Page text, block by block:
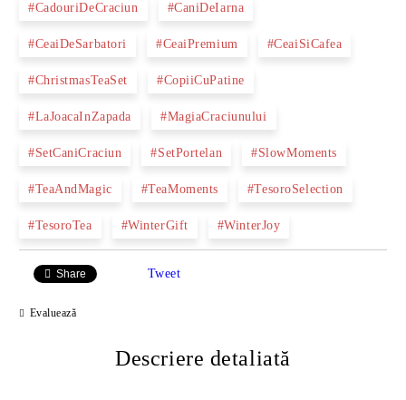
#CadouriDeCraciun #CaniDeIarna
#CeaiDeSarbatori #CeaiPremium #CeaiSiCafea
#ChristmasTeaSet #CopiiCuPatine
#LaJoacaInZapada #MagiaCraciunului
#SetCaniCraciun #SetPortelan #SlowMoments
#TeaAndMagic #TeaMoments #TesoroSelection
#TesoroTea #WinterGift #WinterJoy
Share Tweet
Evaluează
Descriere detaliată